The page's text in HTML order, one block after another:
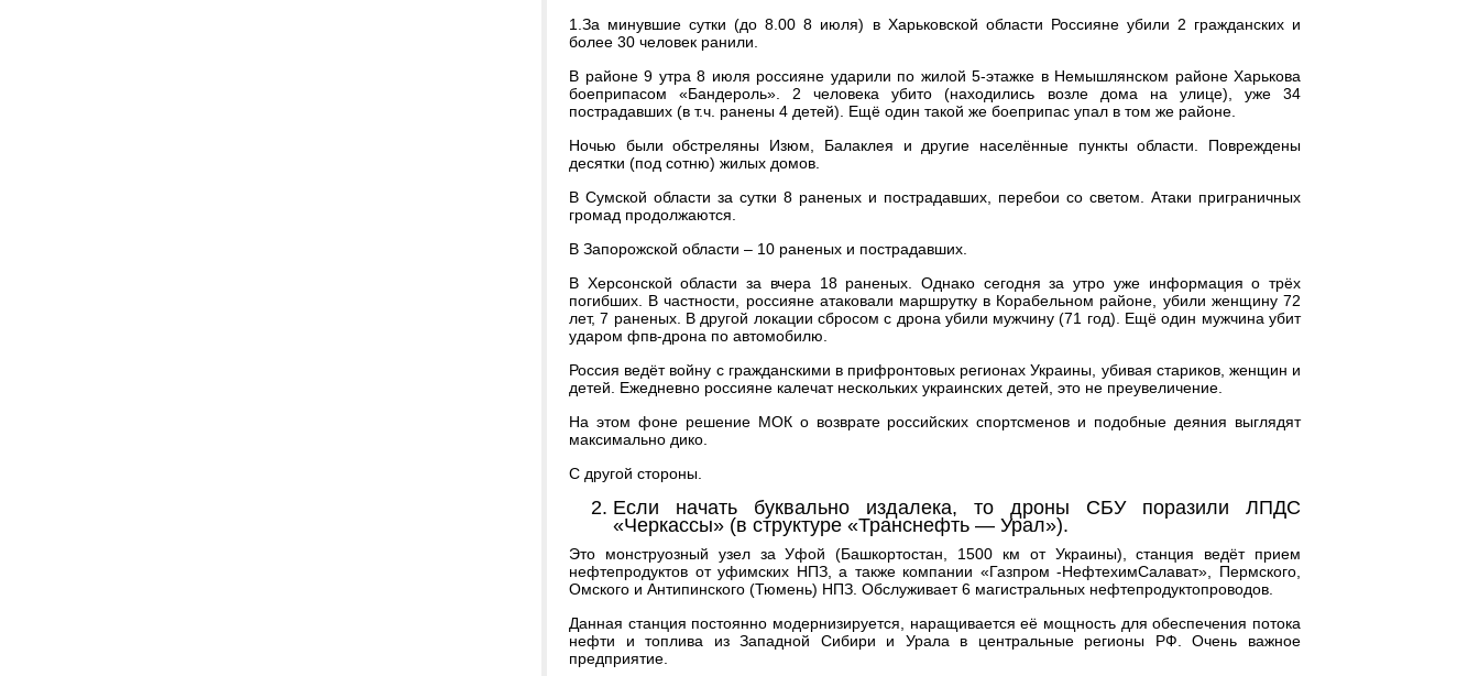
1.За минувшие сутки (до 8.00 8 июля) в Харьковской области Россияне убили 2 гражданских и
более 30 человек ранили.
В районе 9 утра 8 июля россияне ударили по жилой 5-этажке в Немышлянском районе Харькова
боеприпасом «Бандероль». 2 человека убито (находились возле дома на улице), уже 34
пострадавших (в т.ч. ранены 4 детей). Ещё один такой же боеприпас упал в том же районе.
Ночью были обстреляны Изюм, Балаклея и другие населённые пункты области. Повреждены
десятки (под сотню) жилых домов.
В Сумской области за сутки 8 раненых и пострадавших, перебои со светом. Атаки приграничных
громад продолжаются.
В Запорожской области – 10 раненых и пострадавших.
В Херсонской области за вчера 18 раненых. Однако сегодня за утро уже информация о трёх
погибших. В частности, россияне атаковали маршрутку в Корабельном районе, убили женщину 72
лет, 7 раненых. В другой локации сбросом с дрона убили мужчину (71 год). Ещё один мужчина убит
ударом фпв-дрона по автомобилю.
Россия ведёт войну с гражданскими в прифронтовых регионах Украины, убивая стариков, женщин и
детей. Ежедневно россияне калечат нескольких украинских детей, это не преувеличение.
На этом фоне решение МОК о возврате российских спортсменов и подобные деяния выглядят
максимально дико.
С другой стороны.
Если начать буквально издалека, то дроны СБУ поразили ЛПДС
«Черкассы» (в структуре «Транснефть — Урал»).
Это монструозный узел за Уфой (Башкортостан, 1500 км от Украины), станция ведёт прием
нефтепродуктов от уфимских НПЗ, а также компании «Газпром -НефтехимСалават», Пермского,
Омского и Антипинского (Тюмень) НПЗ. Обслуживает 6 магистральных нефтепродуктопроводов.
Данная станция постоянно модернизируется, наращивается её мощность для обеспечения потока
нефти и топлива из Западной Сибири и Урала в центральные регионы РФ. Очень важное
предприятие.